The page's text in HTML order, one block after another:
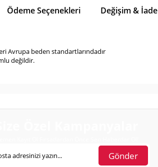
Ödeme Seçenekleri Değişim & İade
Avrupa beden standartlarındadır
değildir.
Gönder